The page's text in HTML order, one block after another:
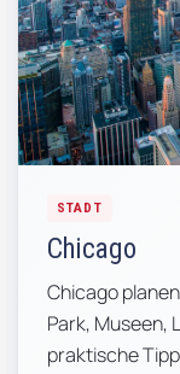
STADT
Chicago
Chicago
Park, Museen,
praktische